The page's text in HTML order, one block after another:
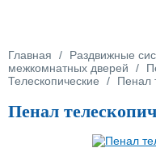
Вы здесь
Главная /
Раздвижные
межкомнатных дверей
/
Телескопические
/ Пенал
Пенал